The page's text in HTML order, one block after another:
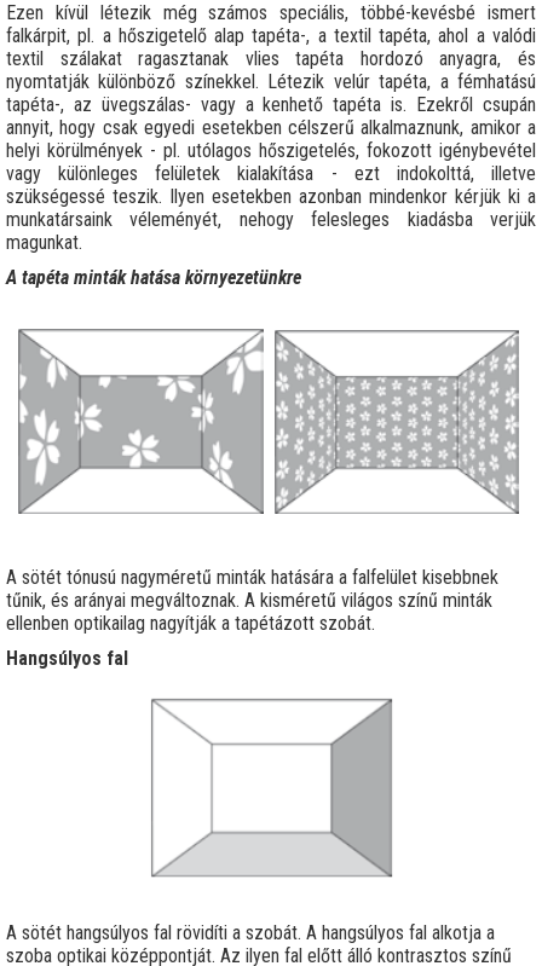
Ezen kívül létezik még számos speciális, többé-kevésbé ismert
falkárpit, pl. a hőszigetelő alap tapéta-, a textil tapéta, ahol a valódi
textil szálakat ragasztanak vlies tapéta hordozó anyagra, és
nyomtatják különböző színekkel. Létezik velúr tapéta, a fémhatású
tapéta-, az üvegszálas- vagy a kenhető tapéta is. Ezekről csupán
annyit, hogy csak egyedi esetekben célszerű alkalmaznunk, amikor a
helyi körülmények - pl. utólagos hőszigetelés, fokozott igénybevétel
vagy különleges felületek kialakítása - ezt indokolttá, illetve
szükségessé teszik. Ilyen esetekben azonban mindenkor kérjük ki a
munkatársaink véleményét, nehogy felesleges kiadásba verjük
magunkat.
A tapéta minták hatása környezetünkre
A sötét tónusú nagyméretű minták hatására a falfelület kisebbnek
tűnik, és arányai megváltoznak. A kisméretű világos színű minták
ellenben optikailag nagyítják a tapétázott szobát.
Hangsúlyos fal
A sötét hangsúlyos fal rövidíti a szobát. A hangsúlyos fal alkotja a
szoba optikai középpontját. Az ilyen fal előtt álló kontrasztos színű